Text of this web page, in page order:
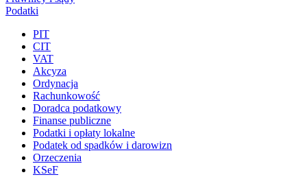
Podatki
PIT
CIT
VAT
Akcyza
Ordynacja
Rachunkowość
Doradca podatkowy
Finanse publiczne
Podatki i opłaty lokalne
Podatek od spadków i darowizn
Orzeczenia
KSeF